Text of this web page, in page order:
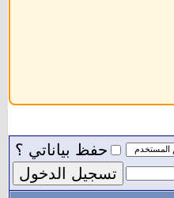
حفظ بياناتي ؟